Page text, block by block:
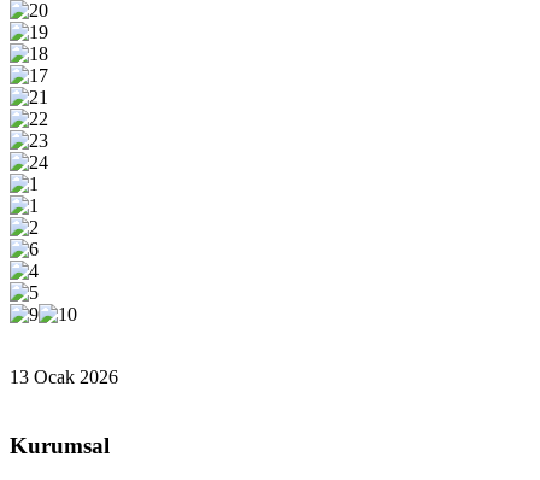
13 Ocak 2026
Kurumsal